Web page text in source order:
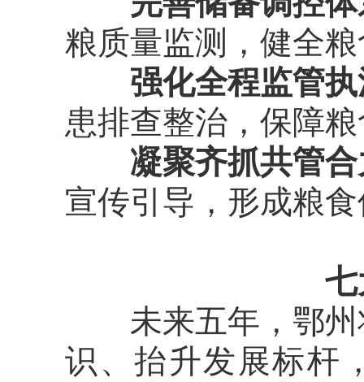
粮质量监测，健全
强化全程监管
患排查整治，保障
凝聚齐抓共管
宣传引导，形成粮
未来五年，鄂州
识、抬升发展标杆